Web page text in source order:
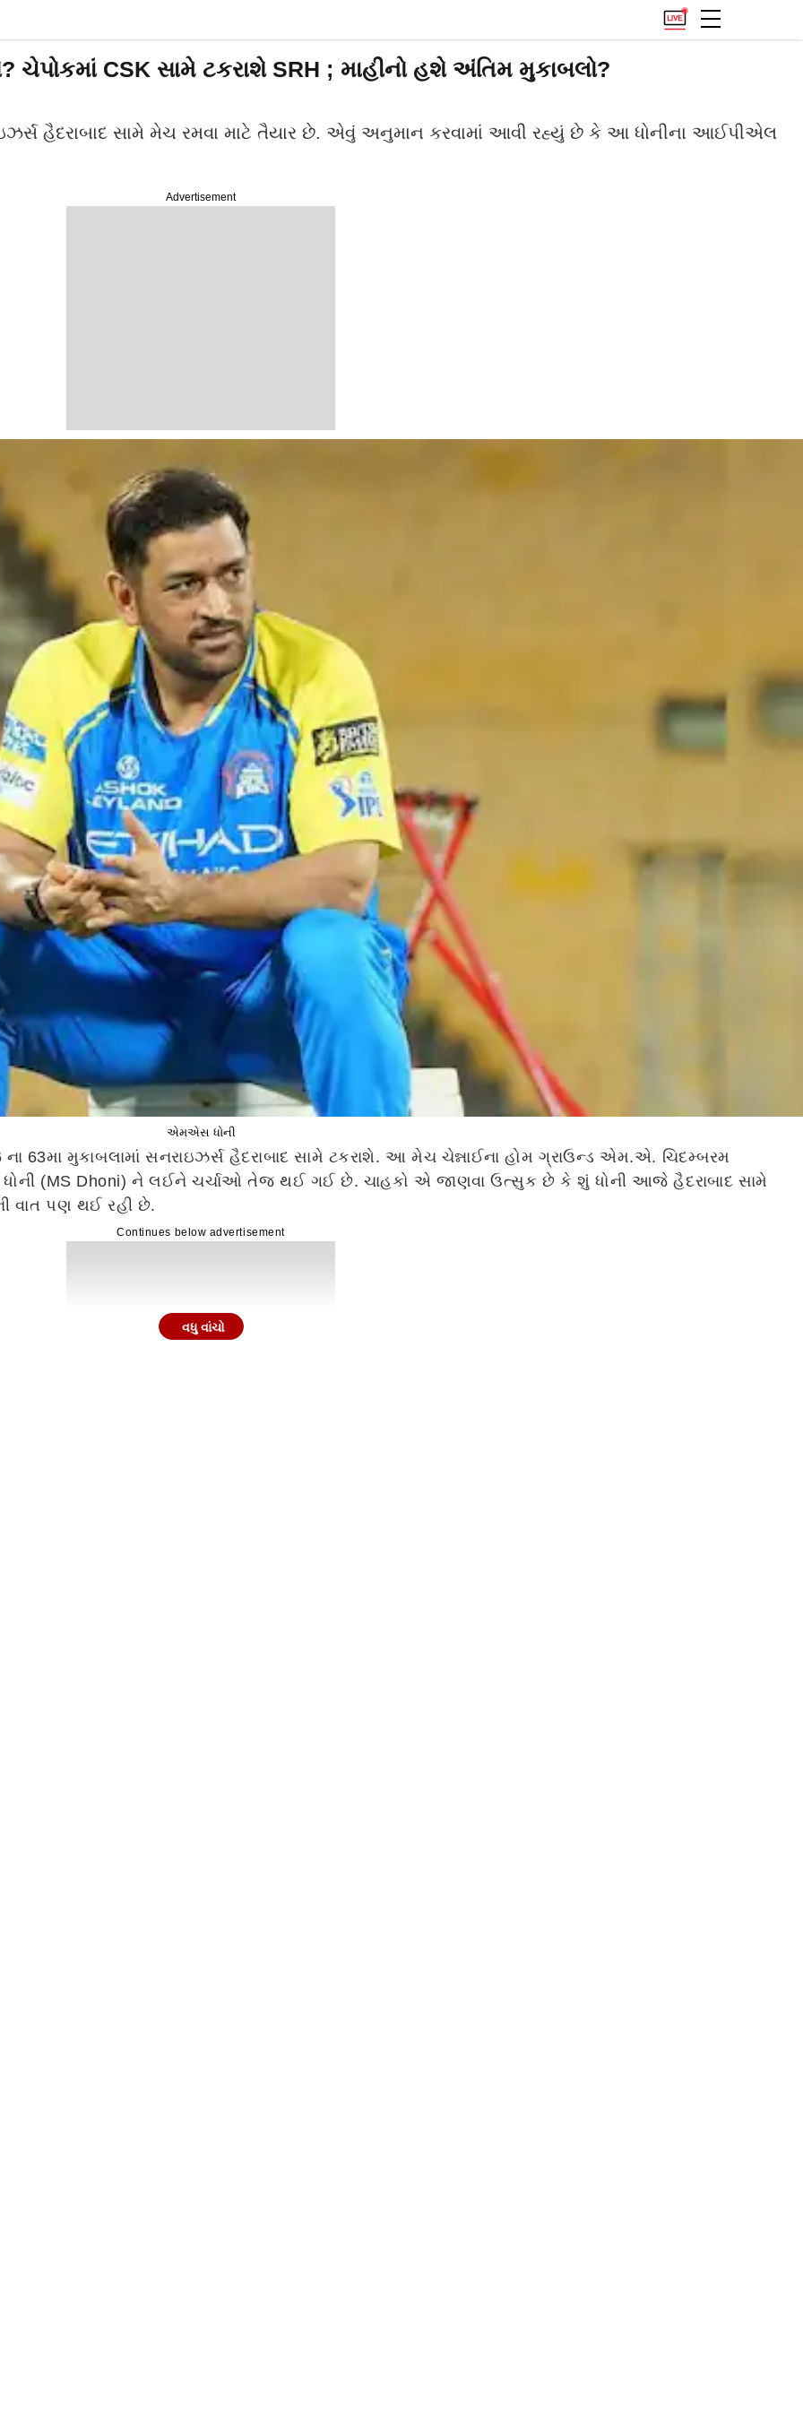
CSK સામે ટકરાશે SRH ; માહીનો હશે અંતિમ મુકાબલો?
Advertisement
હૈદરાબાદ સામે મેચ રમવા માટે તૈયાર છે. એવું અનુમાન કરવામાં આવી રહ્યું છે કે આ ધોનીના આઈપીએલ
એમએસ ધોની
63મા મુકાબલામાં સનરાઇઝર્સ હૈદરાબાદ સામે ટકરાશે. આ મેચ ચેન્નાઈના હોમ ગ્રાઉન્ડ એમ.એ. ચિદમ્બરમ
ધોની (MS Dhoni) ને લઈને ચર્ચાઓ તેજ થઈ ગઈ છે. ચાહકો એ જાણવા ઉત્સુક છે કે શું ધોની આજે હૈદરાબાદ સામે
વાત પણ થઈ રહી છે.
Continues below advertisement
વધુ વાંચો